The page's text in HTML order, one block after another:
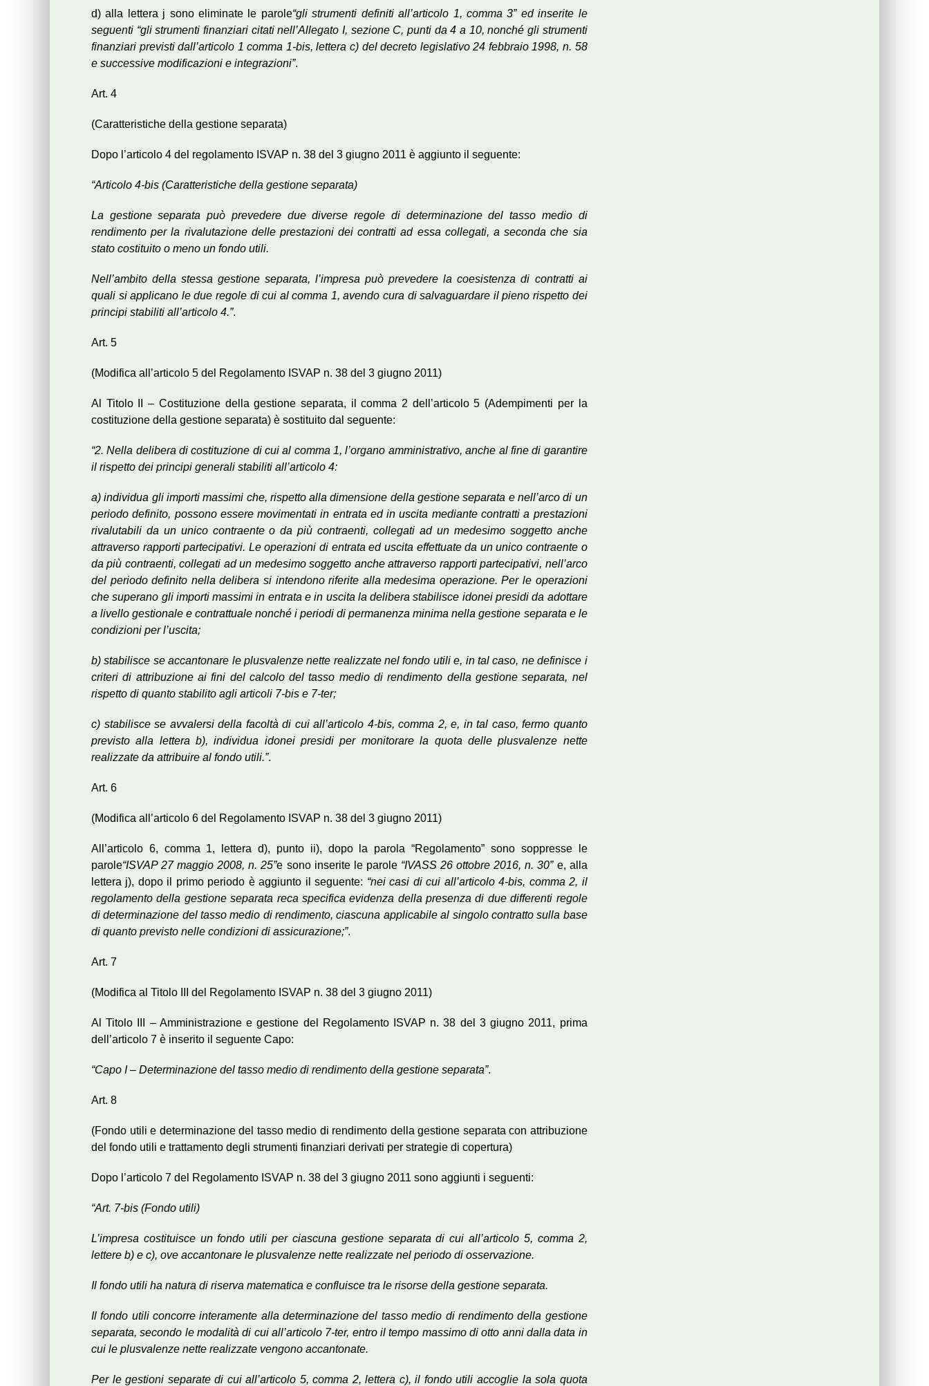
d) alla lettera j sono eliminate le parole“gli strumenti definiti all’articolo 1, comma 3” ed inserite le
seguenti “gli strumenti finanziari citati nell’Allegato I, sezione C, punti da 4 a 10, nonché gli strumenti
finanziari previsti dall’articolo 1 comma 1-bis, lettera c) del decreto legislativo 24 febbraio 1998, n. 58
e successive modificazioni e integrazioni”.
Art. 4
(Caratteristiche della gestione separata)
Dopo l’articolo 4 del regolamento ISVAP n. 38 del 3 giugno 2011 è aggiunto il seguente:
“Articolo 4-bis (Caratteristiche della gestione separata)
La gestione separata può prevedere due diverse regole di determinazione del tasso medio di
rendimento per la rivalutazione delle prestazioni dei contratti ad essa collegati, a seconda che sia
stato costituito o meno un fondo utili.
Nell’ambito della stessa gestione separata, l’impresa può prevedere la coesistenza di contratti ai
quali si applicano le due regole di cui al comma 1, avendo cura di salvaguardare il pieno rispetto dei
principi stabiliti all’articolo 4.”.
Art. 5
(Modifica all’articolo 5 del Regolamento ISVAP n. 38 del 3 giugno 2011)
Al Titolo II – Costituzione della gestione separata, il comma 2 dell’articolo 5 (Adempimenti per la
costituzione della gestione separata) è sostituito dal seguente:
“2. Nella delibera di costituzione di cui al comma 1, l’organo amministrativo, anche al fine di garantire
il rispetto dei principi generali stabiliti all’articolo 4:
a) individua gli importi massimi che, rispetto alla dimensione della gestione separata e nell’arco di un
periodo definito, possono essere movimentati in entrata ed in uscita mediante contratti a prestazioni
rivalutabili da un unico contraente o da più contraenti, collegati ad un medesimo soggetto anche
attraverso rapporti partecipativi. Le operazioni di entrata ed uscita effettuate da un unico contraente o
da più contraenti, collegati ad un medesimo soggetto anche attraverso rapporti partecipativi, nell’arco
del periodo definito nella delibera si intendono riferite alla medesima operazione. Per le operazioni
che superano gli importi massimi in entrata e in uscita la delibera stabilisce idonei presidi da adottare
a livello gestionale e contrattuale nonché i periodi di permanenza minima nella gestione separata e le
condizioni per l’uscita;
b) stabilisce se accantonare le plusvalenze nette realizzate nel fondo utili e, in tal caso, ne definisce i
criteri di attribuzione ai fini del calcolo del tasso medio di rendimento della gestione separata, nel
rispetto di quanto stabilito agli articoli 7-bis e 7-ter;
c) stabilisce se avvalersi della facoltà di cui all’articolo 4-bis, comma 2, e, in tal caso, fermo quanto
previsto alla lettera b), individua idonei presidi per monitorare la quota delle plusvalenze nette
realizzate da attribuire al fondo utili.”.
Art. 6
(Modifica all’articolo 6 del Regolamento ISVAP n. 38 del 3 giugno 2011)
All’articolo 6, comma 1, lettera d), punto ii), dopo la parola “Regolamento” sono soppresse le
parole“ISVAP 27 maggio 2008, n. 25”e sono inserite le parole “IVASS 26 ottobre 2016, n. 30”e, alla
lettera j), dopo il primo periodo è aggiunto il seguente: “nei casi di cui all’articolo 4-bis, comma 2, il
regolamento della gestione separata reca specifica evidenza della presenza di due differenti regole
di determinazione del tasso medio di rendimento, ciascuna applicabile al singolo contratto sulla base
di quanto previsto nelle condizioni di assicurazione;”.
Art. 7
(Modifica al Titolo III del Regolamento ISVAP n. 38 del 3 giugno 2011)
Al Titolo III – Amministrazione e gestione del Regolamento ISVAP n. 38 del 3 giugno 2011, prima
dell’articolo 7 è inserito il seguente Capo:
“Capo I – Determinazione del tasso medio di rendimento della gestione separata”.
Art. 8
(Fondo utili e determinazione del tasso medio di rendimento della gestione separata con attribuzione
del fondo utili e trattamento degli strumenti finanziari derivati per strategie di copertura)
Dopo l’articolo 7 del Regolamento ISVAP n. 38 del 3 giugno 2011 sono aggiunti i seguenti:
“Art. 7-bis (Fondo utili)
L’impresa costituisce un fondo utili per ciascuna gestione separata di cui all’articolo 5, comma 2,
lettere b) e c), ove accantonare le plusvalenze nette realizzate nel periodo di osservazione.
Il fondo utili ha natura di riserva matematica e confluisce tra le risorse della gestione separata.
Il fondo utili concorre interamente alla determinazione del tasso medio di rendimento della gestione
separata, secondo le modalità di cui all’articolo 7-ter, entro il tempo massimo di otto anni dalla data in
cui le plusvalenze nette realizzate vengono accantonate.
Per le gestioni separate di cui all’articolo 5, comma 2, lettera c), il fondo utili accoglie la sola quota